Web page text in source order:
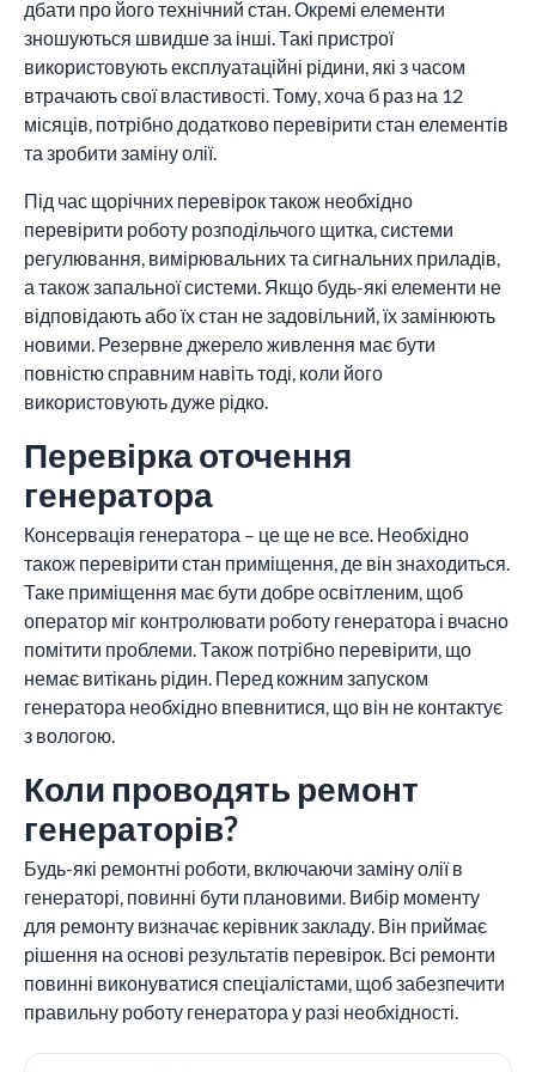
дбати про його технічний стан. Окремі елементи
зношуються швидше за інші. Такі пристрої
використовують експлуатаційні рідини, які з часом
втрачають свої властивості. Тому, хоча б раз на 12
місяців, потрібно додатково перевірити стан елементів
та зробити заміну олії.
Під час щорічних перевірок також необхідно
перевірити роботу розподільчого щитка, системи
регулювання, вимірювальних та сигнальних приладів,
а також запальної системи. Якщо будь-які елементи не
відповідають або їх стан не задовільний, їх замінюють
новими. Резервне джерело живлення має бути
повністю справним навіть тоді, коли його
використовують дуже рідко.
Перевірка оточення
генератора
Консервація генератора – це ще не все. Необхідно
також перевірити стан приміщення, де він знаходиться.
Таке приміщення має бути добре освітленим, щоб
оператор міг контролювати роботу генератора і вчасно
помітити проблеми. Також потрібно перевірити, що
немає витікань рідин. Перед кожним запуском
генератора необхідно впевнитися, що він не контактує
з вологою.
Коли проводять ремонт
генераторів?
Будь-які ремонтні роботи, включаючи заміну олії в
генераторі, повинні бути плановими. Вибір моменту
для ремонту визначає керівник закладу. Він приймає
рішення на основі результатів перевірок. Всі ремонти
повинні виконуватися спеціалістами, щоб забезпечити
правильну роботу генератора у разі необхідності.